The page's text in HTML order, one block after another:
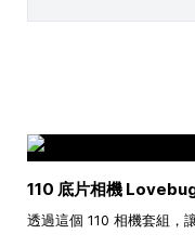
110 底片相機
透過這個 110 相機套組，